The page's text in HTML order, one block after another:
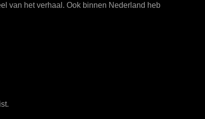
van het verhaal. Ook binnen Nederland heb